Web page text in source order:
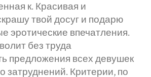
к. Красивая и
твой досуг и подарю
эротические впечатления.
без труда
предложения всех девушек
затруднений. Критерии, по